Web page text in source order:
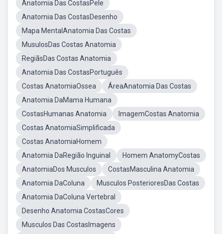
Anatomia Das CostasPele
Anatomia Das CostasDesenho
Mapa MentalAnatomia Das Costas
MusulosDas Costas Anatomia
RegiãsDas Costas Anatomia
Anatomia Das CostasPortuguês
Costas AnatomiaOssea
ÁreaAnatomia Das Costas
Anatomia DaMama Humana
CostasHumanas Anatomia
ImagemCostas Anatomia
Costas AnatomiaSimplificada
Costas AnatomiaHomem
Anatomia DaRegião Inguinal
Homem AnatomyCostas
AnatomiaDos Musculos
CostasMasculina Anatomia
Anatomia DaColuna
Musculos PosterioresDas Costas
Anatomia DaColuna Vertebral
Desenho Anatomia CostasCores
Musculos Das CostasImagens